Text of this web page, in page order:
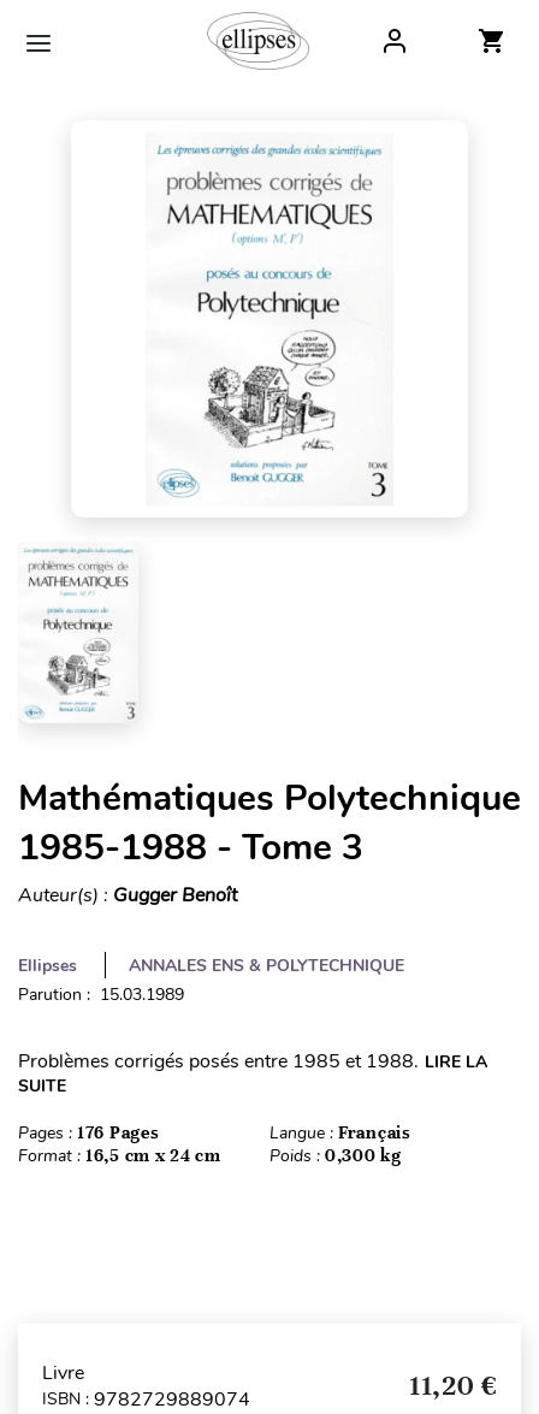
Mathématiques Polytechnique
1985-1988 - Tome 3
Auteur(s) : Gugger Benoît
Ellipses
ANNALES ENS & POLYTECHNIQUE
Parution : 15.03.1989
Problèmes corrigés posés entre 1985 et 1988. LIRE LA
SUITE
Pages : 176 Pages Langue : Français
Format : 16,5 cm x 24 cm Poids : 0,300 kg
Livre
ISBN : 9782729889074 11,20 €